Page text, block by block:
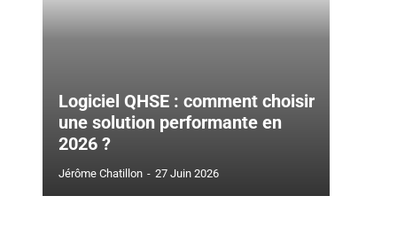
Logiciel QHSE : comment choisir
une solution performante en
2026 ?
Jérôme Chatillon - 27 Juin 2026